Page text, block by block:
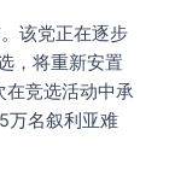
该党正在逐步
，将重新安置
在竞选活动中承
万名叙利亚难